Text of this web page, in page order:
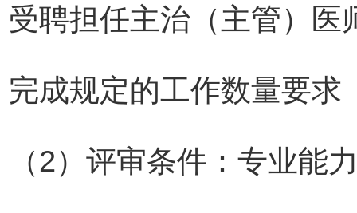
受聘担任主治（主管）医
完成规定的工作数量要求
（2）评审条件：专业能